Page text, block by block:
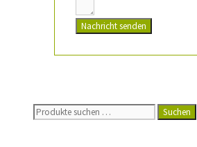
Nachricht senden
Suchen
nach:
Suchen